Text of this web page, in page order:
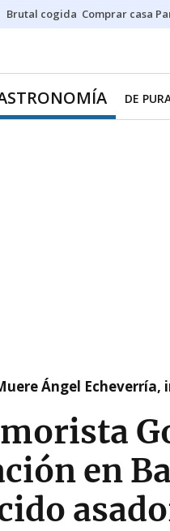
Brutal cogida Comprar casa
DE
Ángel
en